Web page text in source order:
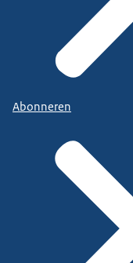
Abonneren